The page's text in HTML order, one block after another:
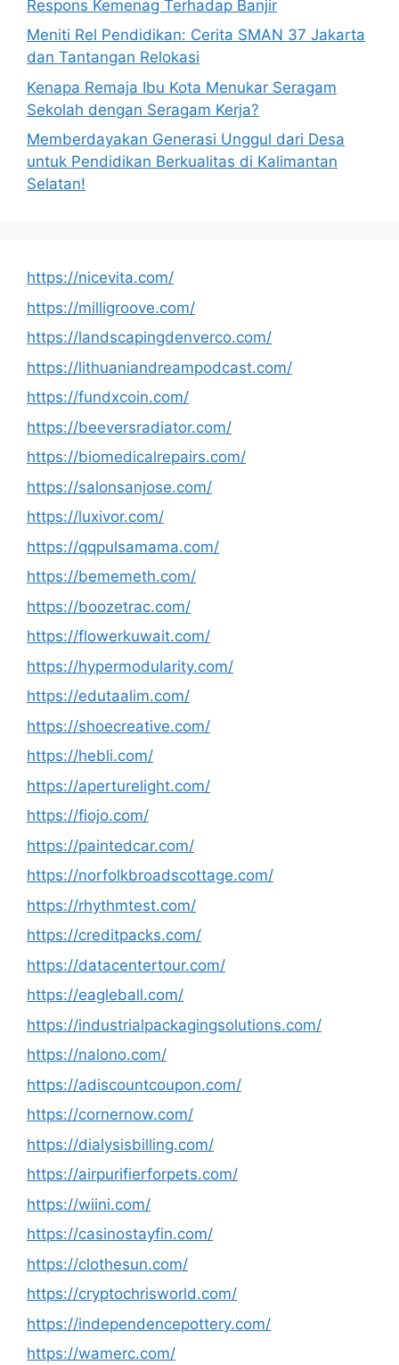
Respons Kemenag Terhadap Banjir
Meniti Rel Pendidikan: Cerita SMAN 37 Jakarta
dan Tantangan Relokasi
Kenapa Remaja Ibu Kota Menukar Seragam
Sekolah dengan Seragam Kerja?
Memberdayakan Generasi Unggul dari Desa
untuk Pendidikan Berkualitas di Kalimantan
Selatan!
https://nicevita.com/
https://milligroove.com/
https://landscapingdenverco.com/
https://lithuaniandreampodcast.com/
https://fundxcoin.com/
https://beeversradiator.com/
https://biomedicalrepairs.com/
https://salonsanjose.com/
https://luxivor.com/
https://qqpulsamama.com/
https://bememeth.com/
https://boozetrac.com/
https://flowerkuwait.com/
https://hypermodularity.com/
https://edutaalim.com/
https://shoecreative.com/
https://hebli.com/
https://aperturelight.com/
https://fiojo.com/
https://paintedcar.com/
https://norfolkbroadscottage.com/
https://rhythmtest.com/
https://creditpacks.com/
https://datacentertour.com/
https://eagleball.com/
https://industrialpackagingsolutions.com/
https://nalono.com/
https://adiscountcoupon.com/
https://cornernow.com/
https://dialysisbilling.com/
https://airpurifierforpets.com/
https://wiini.com/
https://casinostayfin.com/
https://clothesun.com/
https://cryptochrisworld.com/
https://independencepottery.com/
https://wamerc.com/